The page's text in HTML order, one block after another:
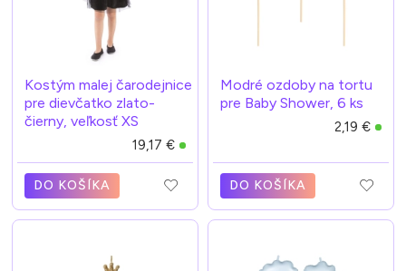
Kostým malej čarodejnice
pre dievčatko zlato-
čierny, veľkosť XS
19,17 €
DO KOŠÍKA
Modré ozdoby na tortu
pre Baby Shower, 6 ks
2,19 €
DO KOŠÍKA